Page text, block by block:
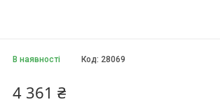
В наявності Код: 28069
4 361 ₴